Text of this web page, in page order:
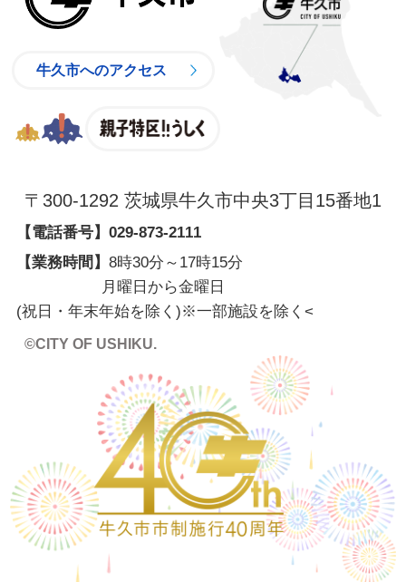
牛久市へのアクセス
〒300-1292 茨城県牛久市中央3丁目15番地1
【電話番号】 029-873-2111
【業務時間】 8時30分～17時15分
月曜日から金曜日
(祝日・年末年始を除く)※一部施設を除く <
©CITY OF USHIKU.